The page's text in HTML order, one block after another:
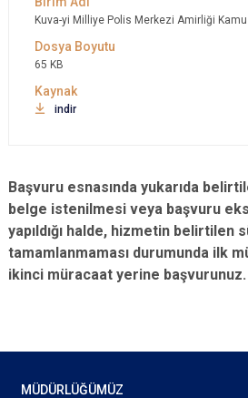
Kuva-yi Milliye Polis Merkezi Amirliği
65 KB
indir
Başvuru esnasında yukarıda
belge istenilmesi veya başvuru
yapıldığı halde, hizmetin belirtilen
tamamlanmaması durumunda ilk
ikinci müracaat yerine başvurunuz.
MÜDÜRLÜĞÜMÜZ